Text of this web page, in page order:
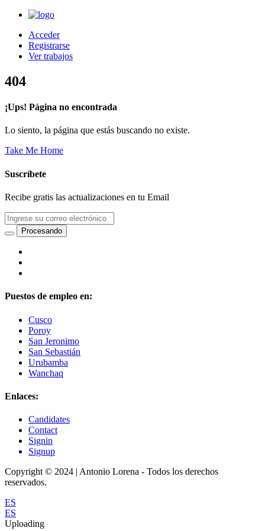
Acceder
Registrarse
Ver trabajos
404
¡Ups! Página no encontrada
Lo siento, la página que estás buscando no existe.
Take Me Home
Suscríbete
Recibe gratis las actualizaciones en tu Email
Puestos de empleo en:
Cusco
Poroy
San Jeronimo
San Sebastián
Urubamba
Wanchaq
Enlaces:
Candidates
Contact
Signin
Signup
Copyright © 2024 | Antonio Lorena - Todos los derechos
reservados.
ES
ES
Uploading